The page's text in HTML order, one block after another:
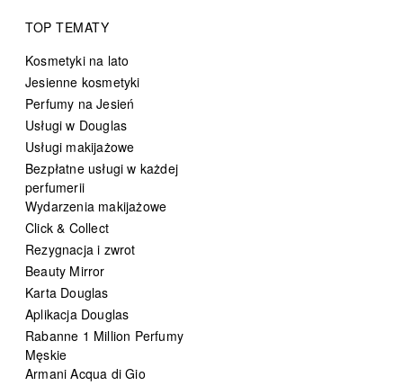
TOP TEMATY
Kosmetyki na lato
Jesienne kosmetyki
Perfumy na Jesień
Usługi w Douglas
Usługi makijażowe
Bezpłatne usługi w każdej
perfumerii
Wydarzenia makijażowe
Click & Collect
Rezygnacja i zwrot
Beauty Mirror
Karta Douglas
Aplikacja Douglas
Rabanne 1 Million Perfumy
Męskie
Armani Acqua di Gio